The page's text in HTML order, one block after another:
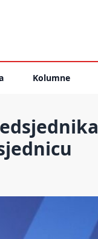
Kolumne